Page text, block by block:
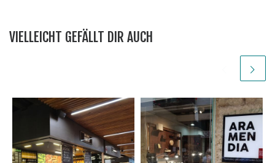
VIELLEICHT GEFÄLLT DIR AUCH